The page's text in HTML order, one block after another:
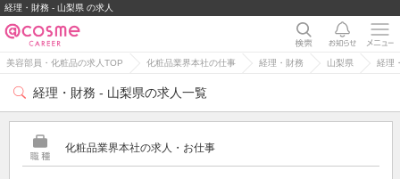
経理・財務 - 山梨県 の求人
美容部員・化粧品の求人TOP 化粧品業界本社の仕事 経理・財務 山梨県 経理
経理・財務 - 山梨県の求人一覧
化粧品業界本社の求人・お仕事